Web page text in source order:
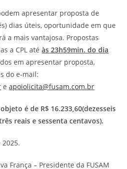
apresentar proposta de
dias úteis, oportunidade em que
a mais vantajosa. Propostas
a CPL atéàs 23h59min. do dia
em apresentar proposta,
do e-mail:
eapoiolicita@fusam.com.br
é de R$ 16.233,60(dezesseis
reais e sessenta centavos).
2025.
França – Presidente da FUSAM